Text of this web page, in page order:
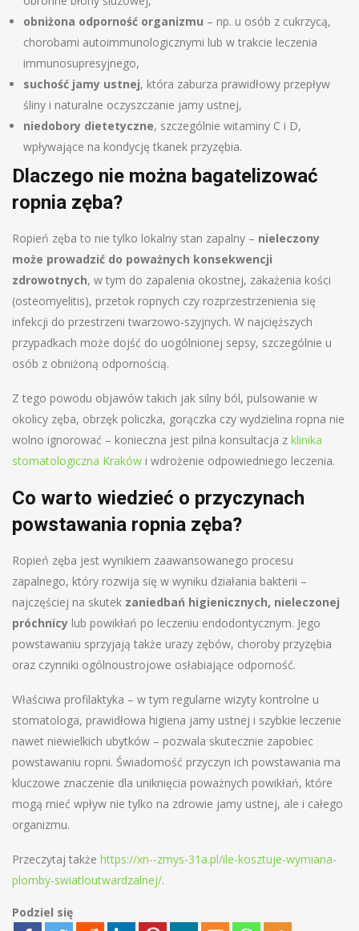
obniżona odporność organizmu – np. u osób z cukrzycą,
chorobami autoimmunologicznymi lub w trakcie leczenia
immunosupresyjnego,
suchość jamy ustnej, która zaburza prawidłowy przepływ
śliny i naturalne oczyszczanie jamy ustnej,
niedobory dietetyczne, szczególnie witaminy C i D,
wpływające na kondycję tkanek przyzębia.
Dlaczego nie można bagatelizować
ropnia zęba?
Ropień zęba to nie tylko lokalny stan zapalny – nieleczony
może prowadzić do poważnych konsekwencji
zdrowotnych, w tym do zapalenia okostnej, zakażenia kości
(osteomyelitis), przetok ropnych czy rozprzestrzenienia się
infekcji do przestrzeni twarzowo-szyjnych. W najcięższych
przypadkach może dojść do uogólnionej sepsy, szczególnie u
osób z obniżoną odpornością.
Z tego powodu objawów takich jak silny ból, pulsowanie w
okolicy zęba, obrzęk policzka, gorączka czy wydzielina ropna nie
wolno ignorować – konieczna jest pilna konsultacja z klinika
stomatologiczna Kraków i wdrożenie odpowiedniego leczenia.
Co warto wiedzieć o przyczynach
powstawania ropnia zęba?
Ropień zęba jest wynikiem zaawansowanego procesu
zapalnego, który rozwija się w wyniku działania bakterii –
najczęściej na skutek zaniedbań higienicznych, nieleczonej
próchnicy lub powikłań po leczeniu endodontycznym. Jego
powstawaniu sprzyjają także urazy zębów, choroby przyzębia
oraz czynniki ogólnoustrojowe osłabiające odporność.
Właściwa profilaktyka – w tym regularne wizyty kontrolne u
stomatologa, prawidłowa higiena jamy ustnej i szybkie leczenie
nawet niewielkich ubytków – pozwala skutecznie zapobiec
powstawaniu ropni. Świadomość przyczyn ich powstawania ma
kluczowe znaczenie dla uniknięcia poważnych powikłań, które
mogą mieć wpływ nie tylko na zdrowie jamy ustnej, ale i całego
organizmu.
Przeczytaj także https://xn--zmys-31a.pl/ile-kosztuje-wymiana-
plomby-swiatloutwardzalnej/.
Podziel się